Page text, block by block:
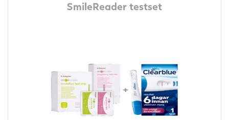
SmileReader testset